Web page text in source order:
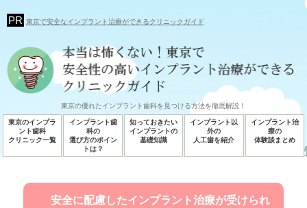
東京で安全なインプラント治療ができるクリニックガイド
東京の優れたインプラント歯科を見つける方法を徹底解説！
東京のインプラ
ント歯科
クリニック一覧
インプラント歯
科の
選び方のポイン
トは？
知っておきたい
インプラントの
基礎知識
インプラント以
外の
人工歯を紹介
インプラント治
療の
体験談まとめ
安全に配慮したインプラント治療が受けられ